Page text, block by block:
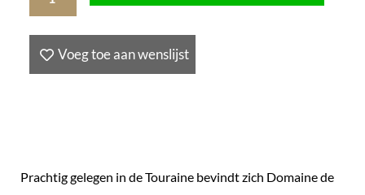
IGP
la
Voeg toe aan wenslijst
Prachtig gelegen in de Touraine bevindt zich Domaine de